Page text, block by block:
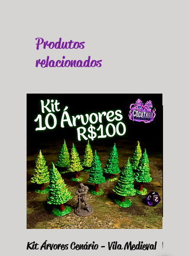
Produtos
relacionados
Kit Árvores Cenário - Vila Medieval Violet